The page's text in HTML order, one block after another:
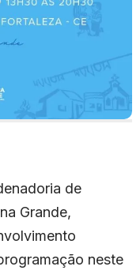
de
Grande,
neste